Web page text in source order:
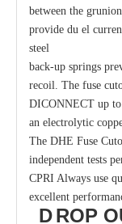
between the
provide du el
steel
back-up springs
recoil. The fuse
DICONNECT up
an electrolytic
The DHE Fuse
independent tests
CPRI Always use
excellent
DROP